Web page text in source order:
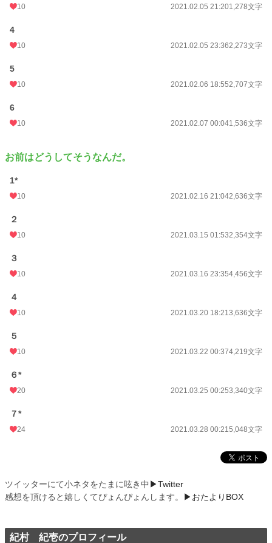
10 2021.02.05 21:201,278文字
4
10 2021.02.05 23:362,273文字
5
10 2021.02.06 18:552,707文字
6
10 2021.02.07 00:041,536文字
お前はどうしてそうなんだ。
1*
10 2021.02.16 21:042,636文字
２
10 2021.03.15 01:532,354文字
３
10 2021.03.16 23:354,456文字
４
10 2021.03.20 18:213,636文字
５
10 2021.03.22 00:374,219文字
６*
20 2021.03.25 00:253,340文字
７*
24 2021.03.28 00:215,048文字
ツイッターにて小ネタをたまに呟き中 ▶Twitter
感想を頂けると嬉しくてぴょんぴょんします。
▶おたよりBOX
紀村 紀壱のプロフィール